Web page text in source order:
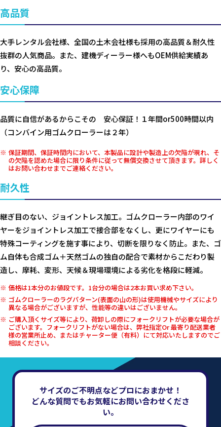
高品質
大手レンタル会社様、全国の土木会社様も採用の高品質＆耐久性
抜群の人気商品。また、建機ディーラー様へもOEM供給実績あ
り、安心の高品質。
安心保障
品質に自信があるからこその 安心保証！１年間or500時間以内
（コンバイン用ゴムクローラーは２年）
保証期間、保証時間内において、本製品に設計や製造上の欠陥が現れ、そ
の欠陥を認めた場合に限り条件に従って無償交換させて頂きます。詳しく
はお問い合わせまでご連絡ください。
耐久性
継ぎ目のない、ジョイントレス加工。ゴムクローラー内部のワイ
ヤーをジョイントレス加工で接合部をなくし、更にワイヤーにも
特殊コーティングを施す事により、切断を限りなく防止。また、ゴ
ム自体も合成ゴム＋天然ゴムの独自の配合で素材からこだわり製
造し、摩耗、変形、天候＆現場環境による劣化を格段に軽減。
価格は1本分のお値段です。1台分の場合は2本お買い求め下さい。
ゴムクローラーのラグパターン(表面の山の形)は使用機械やサイズにより
異なる場合がございますが、性能等の違いはございません。
ご購入頂くサイズ等により、荷卸しの際にフォークリフトが必要な場合が
ございます。フォークリフトがない場合は、弊社指定Or 最寄り配送業者
様の営業所止め、またはチャーター便（有料）にて対応いたしますのでご
相談ください。
サイズのご不明点などプロにおまかせ！
どんな質問でもお気軽にお問い合わせくださ
い。